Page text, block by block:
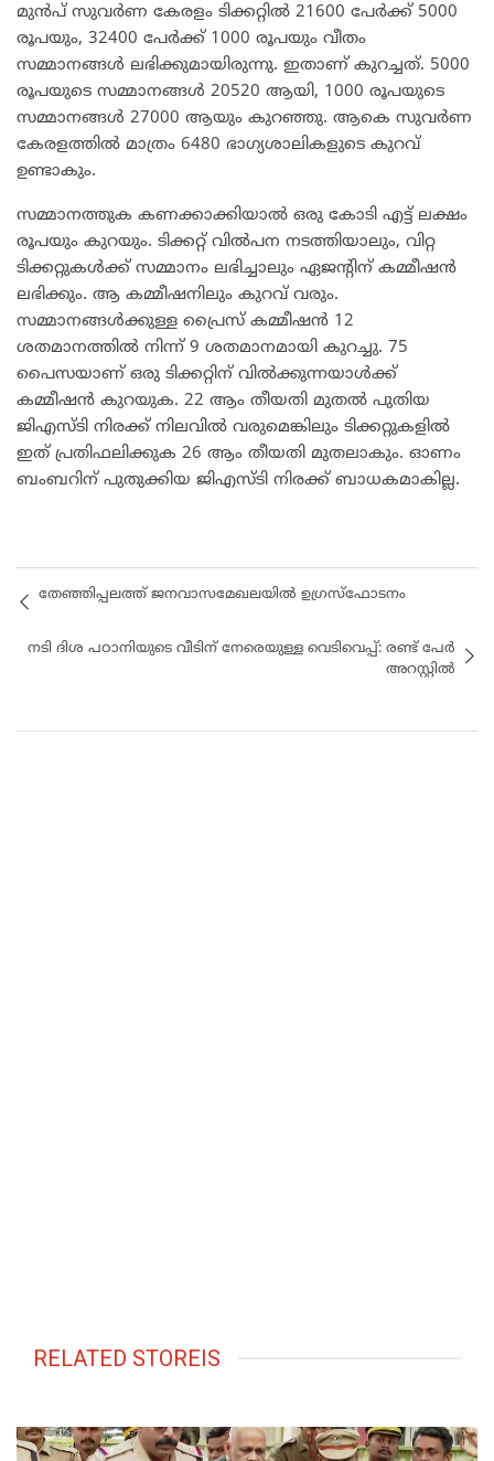
മുന്‍പ് സുവര്‍ണ കേരളം ടിക്കറ്റില്‍ 21600 പേര്‍ക്ക് 5000
രൂപയും, 32400 പേര്‍ക്ക് 1000 രൂപയും വീതം
സമ്മാനങ്ങള്‍ ലഭിക്കുമായിരുന്നു. ഇതാണ് കുറച്ചത്. 5000
രൂപയുടെ സമ്മാനങ്ങള്‍ 20520 ആയി, 1000 രൂപയുടെ
സമ്മാനങ്ങള്‍ 27000 ആയും കുറഞ്ഞു. ആകെ സുവര്‍ണ
കേരളത്തില്‍ മാത്രം 6480 ഭാഗ്യശാലികളുടെ കുറവ്
ഉണ്ടാകും.
സമ്മാനത്തുക കണക്കാക്കിയാല്‍ ഒരു കോടി എട്ട് ലക്ഷം
രൂപയും കുറയും. ടിക്കറ്റ് വില്‍പന നടത്തിയാലും, വിറ്റ
ടിക്കറ്റുകള്‍ക്ക് സമ്മാനം ലഭിച്ചാലും ഏജന്റിന് കമ്മീഷന്‍
ലഭിക്കും. ആ കമ്മീഷനിലും കുറവ് വരും.
സമ്മാനങ്ങള്‍ക്കുള്ള പ്രൈസ് കമ്മീഷന്‍ 12
ശതമാനത്തില്‍ നിന്ന് 9 ശതമാനമായി കുറച്ചു. 75
പൈസയാണ് ഒരു ടിക്കറ്റിന് വില്‍ക്കുന്നയാള്‍ക്ക്
കമ്മീഷന്‍ കുറയുക. 22 ആം തീയതി മുതല്‍ പുതിയ
ജിഎസ്ടി നിരക്ക് നിലവില്‍ വരുമെങ്കിലും ടിക്കറ്റുകളില്‍
ഇത് പ്രതിഫലിക്കുക 26 ആം തീയതി മുതലാകും. ഓണം
ബംബറിന് പുതുക്കിയ ജിഎസ്ടി നിരക്ക് ബാധകമാകില്ല.
തേഞ്ഞിപ്പലത്ത് ജനവാസമേഖലയില്‍ ഉഗ്രസ്‌ഫോടനം
നടി ദിശ പഠാനിയുടെ വീടിന് നേരെയുള്ള വെടിവെപ്പ്: രണ്ട് പേര്‍
അറസ്റ്റില്‍
RELATED STOREIS